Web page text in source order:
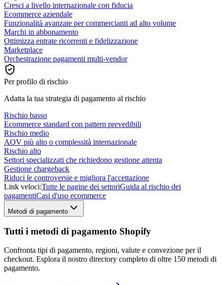
Cresci a livello internazionale con fiducia
Ecommerce aziendale
Funzionalità avanzate per commercianti ad alto volume
Marchi in abbonamento
Ottimizza entrate ricorrenti e fidelizzazione
Marketplace
Orchestrazione pagamenti multi-vendor
Per profilo di rischio
Adatta la tua strategia di pagamento al rischio
Rischio basso
Ecommerce standard con pattern prevedibili
Rischio medio
AOV più alto o complessità internazionale
Rischio alto
Settori specializzati che richiedono gestione attenta
Gestione chargeback
Riduci le controversie e migliora l'accettazione
Link veloci:Tutte le pagine dei settoriGuida al rischio dei
pagamentiCasi d'uso ecommerce
Metodi di pagamento
Tutti i metodi di pagamento Shopify
Confronta tipi di pagamento, regioni, valute e convezione per il
checkout. Esplora il nostro directory completo di oltre 150 metodi di
pagamento.